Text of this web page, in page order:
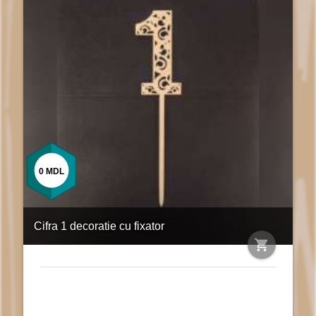
Cifra 1 decoratie cu fixator
shopping_cart
0 MDL